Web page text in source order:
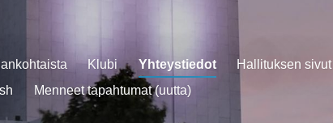
Klubi Yhteystiedot
Hallituksen sivut
Menneet tapahtumat (uutta)